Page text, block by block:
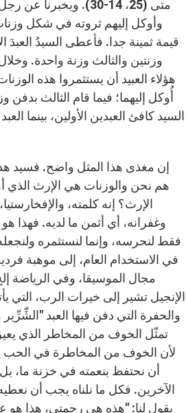
متى (25، 14-30).
وأوكل إليهم ثروته في شكل
قيمة ثمينة جدا. فأعطى السيدُ العبدَ
وزنتين والثالث وزنة واحدة.
هؤلاء العبيد أن يستثمروا هذه
أُوكل إليهما؛ فيما قام الثالث
السيد كافئ العبدين الأولين، بينما
إن مغذى هذا المثل واضح. فسيد
هم نحن والوزنات هي الإرث الذي
الإرث؟ إنه كلمته،
وغفرانه، أي أثمن ما لديه. فهذا هو
فقط لنحرسه، وإنما لنستثمره
في الاستخدام العام، إلى موهبة
مجال الموسيقا، وفي الرياضة
الإنجيل تشير إلى خيرات الرب، التي
تمثّل الخوف من المخاطر الذي
لأن الخوف من المخاطرة في الحب
أن نحتفظ بنعمته في خزنة ما،
الآخرين. فكل ما نلناه يجب أن
يقول لنا: "هذه هي رحمتي، هذا